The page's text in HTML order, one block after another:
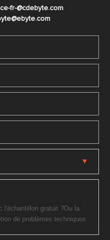
fr-@cdebyte.com
@ebyte.com